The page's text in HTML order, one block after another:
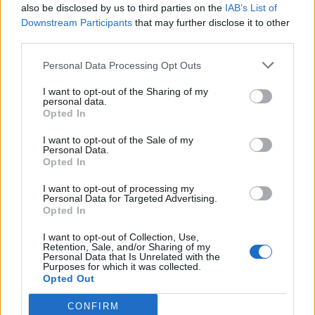
also be disclosed by us to third parties on the IAB’s List of
Downstream Participants that may further disclose it to other
Personal Data Processing Opt Outs
I want to opt-out of the Sharing of my
personal data.
Opted In
I want to opt-out of the Sale of my
Personal Data.
Opted In
I want to opt-out of processing my
Personal Data for Targeted Advertising.
Opted In
I want to opt-out of Collection, Use,
Retention, Sale, and/or Sharing of my
Personal Data that Is Unrelated with the
Purposes for which it was collected.
Opted Out
CONFIRM
Ilir Beqaj doli nga burgu,
vajza e ish-ministrit të
Shëndetësisë heq dorë
nga shtetësia shqiptare
U arrestua në Rinas,
burg aktivisten turke,
Julide Yazici